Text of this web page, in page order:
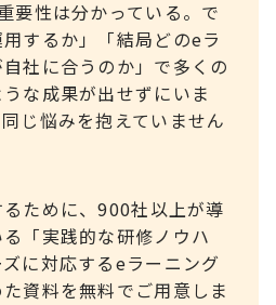
要性は分かっている。で
するか」「結局どのeラ
社に合うのか」で多くの
な成果が出せずにいま
じ悩みを抱えていません
ために、900社以上が導
「実践的な研修ノウハ
に対応するeラーニング
資料を無料でご用意しま